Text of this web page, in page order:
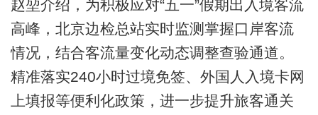
赵堃介绍，为积极应对“五一”假期出入境客流
高峰，北京边检总站实时监测掌握口岸客流
情况，结合客流量变化动态调整查验通道。
精准落实240小时过境免签、外国人入境卡网
上填报等便利化政策，进一步提升旅客通关